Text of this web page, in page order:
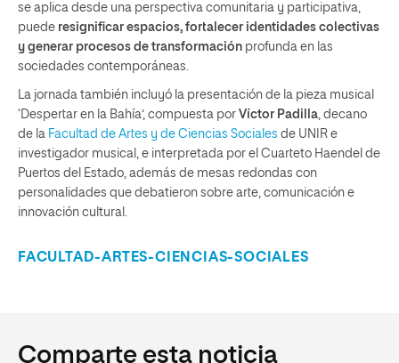
se aplica desde una perspectiva comunitaria y participativa,
puede resignificar espacios, fortalecer identidades colectivas
y generar procesos de transformación profunda en las
sociedades contemporáneas.
La jornada también incluyó la presentación de la pieza musical
‘Despertar en la Bahía’, compuesta por Víctor Padilla , decano
de la Facultad de Artes y de Ciencias Sociales de UNIR e
investigador musical, e interpretada por el Cuarteto Haendel de
Puertos del Estado, además de mesas redondas con
personalidades que debatieron sobre arte, comunicación e
innovación cultural.
FACULTAD-ARTES-CIENCIAS-SOCIALES
Comparte esta noticia